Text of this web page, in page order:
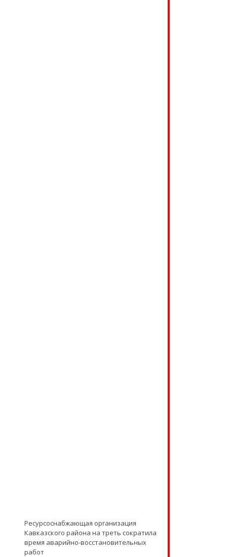
Ресурсоснабжающая организация
Кавказского района на треть сократила
время аварийно-восстановительных
работ